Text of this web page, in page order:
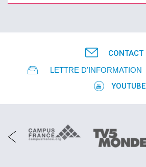
CONTACT
LETTRE D’INFORMATION
YOUTUBE